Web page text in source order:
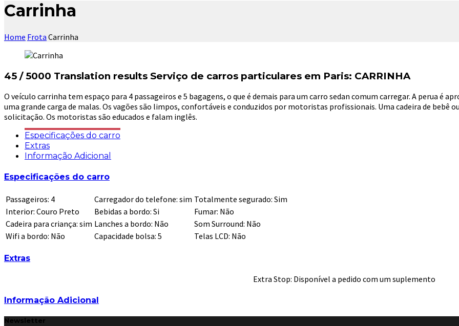
Carrinha
Home Frota Carrinha
45 / 5000 Translation results Serviço de carros particulares em Paris: CARRINHA
O veículo carrinha tem espaço para 4 passageiros e 5 bagagens, o que é demais para um carro sedan comum carregar. A perua é
uma grande carga de malas. Os vagões são limpos, confortáveis e conduzidos por motoristas profissionais. Uma cadeira de bebê
solicitação. Os motoristas são educados e falam inglês.
Especificações do carro
Extras
Informação Adicional
Especificações do carro
Passageiros: 4 Carregador do telefone: sim Totalmente segurado: Sim
Interior: Couro Preto
Bebidas a bordo: Si
Fumar: Não
Cadeira para criança: sim Lanches a bordo: Não
Som Surround: Não
Wifi a bordo: Não
Capacidade bolsa: 5 Telas LCD: Não
Extras
Extra Stop: Disponível a pedido com um suplemento
Informação Adicional
Newsletter